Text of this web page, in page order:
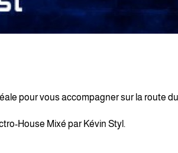
pour vous accompagner sur la route
House Mixé par Kévin Styl.